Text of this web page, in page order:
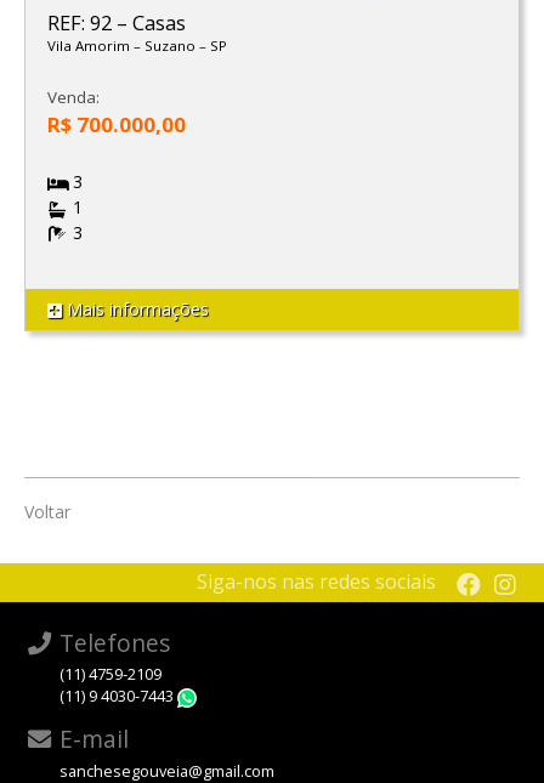
REF: 92 – Casas
Vila Amorim – Suzano – SP
Venda:
R$ 700.000,00
3
1
3
Mais informações
Voltar
Siga-nos nas redes sociais
Telefones
(11) 4759-2109
(11) 9 4030-7443
E-mail
sanchesegouveia@gmail.com